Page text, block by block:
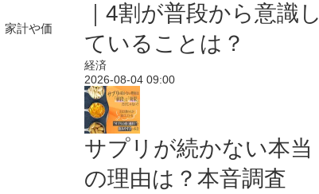
家計や価
｜4割が普段から意識し
ていることは？
経済
2026-08-04 09:00
サプリが続かない本当
の理由は？本音調査